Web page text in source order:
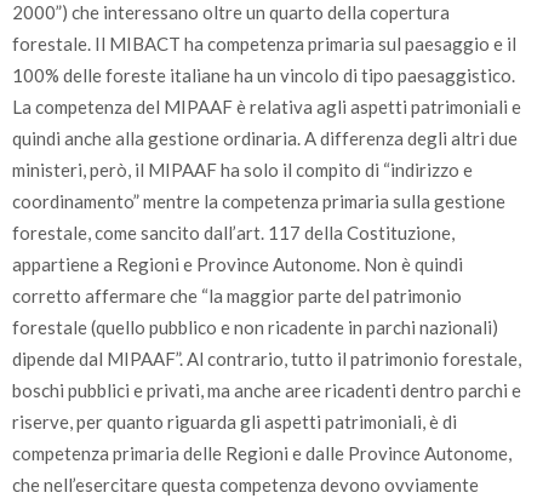
2000”) che interessano oltre un quarto della copertura
forestale. Il MIBACT ha competenza primaria sul paesaggio e il
100% delle foreste italiane ha un vincolo di tipo paesaggistico.
La competenza del MIPAAF è relativa agli aspetti patrimoniali e
quindi anche alla gestione ordinaria. A differenza degli altri due
ministeri, però, il MIPAAF ha solo il compito di “indirizzo e
coordinamento” mentre la competenza primaria sulla gestione
forestale, come sancito dall’art. 117 della Costituzione,
appartiene a Regioni e Province Autonome. Non è quindi
corretto affermare che “la maggior parte del patrimonio
forestale (quello pubblico e non ricadente in parchi nazionali)
dipende dal MIPAAF”. Al contrario, tutto il patrimonio forestale,
boschi pubblici e privati, ma anche aree ricadenti dentro parchi e
riserve, per quanto riguarda gli aspetti patrimoniali, è di
competenza primaria delle Regioni e dalle Province Autonome,
che nell’esercitare questa competenza devono ovviamente